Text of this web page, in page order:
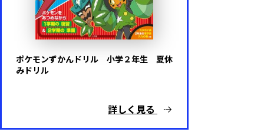
ポケモンずかんドリル 小学２年生 夏休
みドリル
詳しく見る